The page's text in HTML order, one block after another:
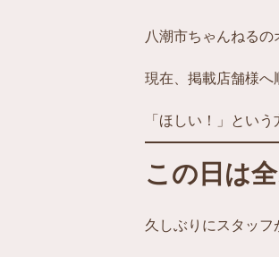
八潮市ちゃんねるの
現在、掲載店舗様へ
「ほしい！」とい
この日は
久しぶりにスタッフ